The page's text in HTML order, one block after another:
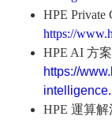
HPE Private
https://
HPE AI 方案
https://
HPE 運算解